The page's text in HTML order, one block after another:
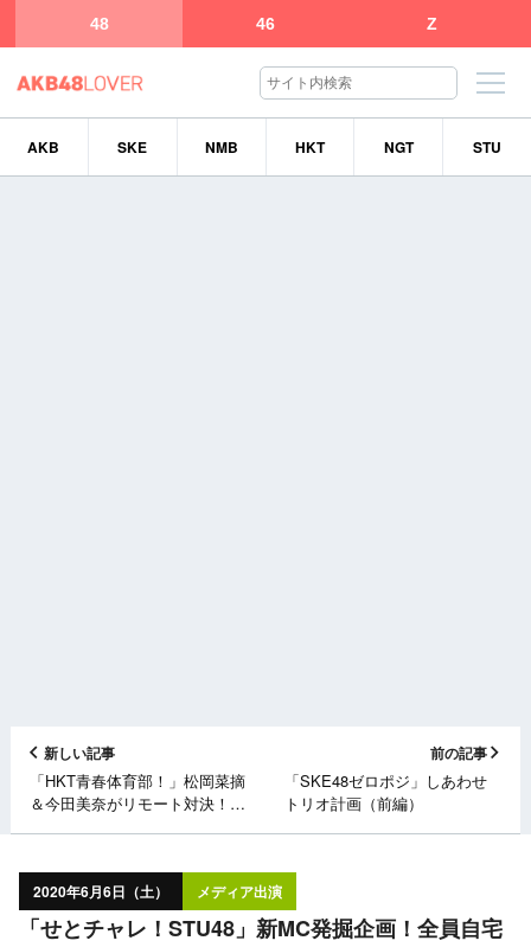
48 46 Z
AKB SKE NMB HKT NGT STU
新しい記事
「HKT青春体育部！」松岡菜摘
＆今田美奈がリモート対決！罰
前の記事
「SKE48ゼロポジ」しあわせ
トリオ計画（前編）
2020年6月6日（土） メディア出演
「せとチャレ！STU48」新MC発掘企画！全員自宅